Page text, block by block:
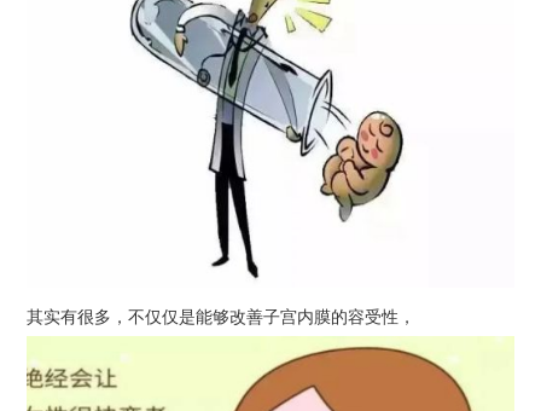
其实有很多，不仅仅是能够改善子宫内膜的容受性，